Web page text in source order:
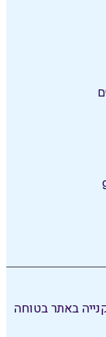
באתר בטוחה